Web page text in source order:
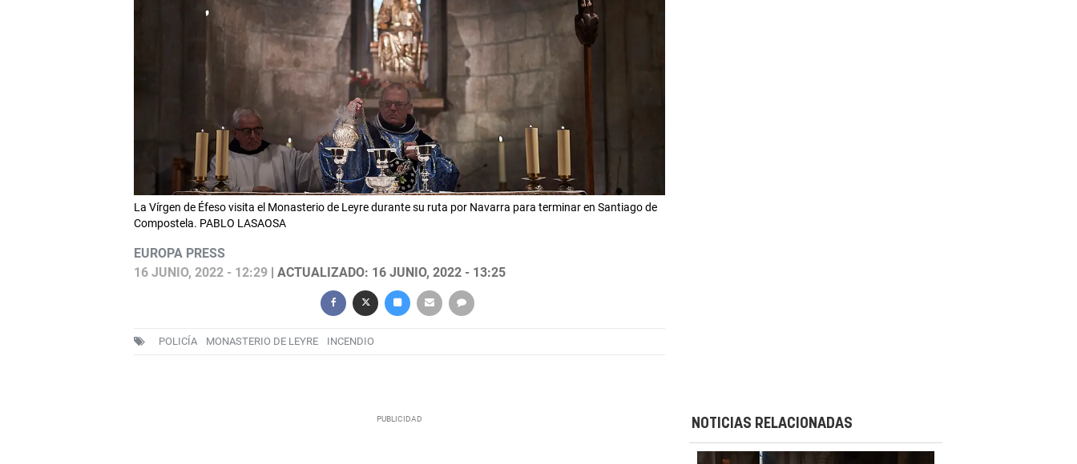
La Vírgen de Éfeso visita el Monasterio de Leyre durante su ruta por Navarra para terminar en Santiago de
Compostela. PABLO LASAOSA
EUROPA PRESS
16 JUNIO, 2022 - 12:29| ACTUALIZADO: 16 JUNIO, 2022 - 13:25
POLICÍA MONASTERIO DE LEYRE INCENDIO
NOTICIAS RELACIONADAS